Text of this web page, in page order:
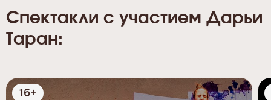
Спектакли с участием Дарьи
Таран:
16+